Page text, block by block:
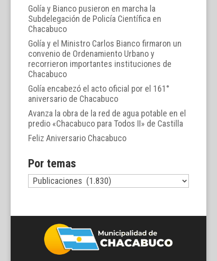
Golía y Bianco pusieron en marcha la
Subdelegación de Policía Científica en
Chacabuco
Golía y el Ministro Carlos Bianco firmaron un
convenio de Ordenamiento Urbano y
recorrieron importantes instituciones de
Chacabuco
Golía encabezó el acto oficial por el 161°
aniversario de Chacabuco
Avanza la obra de la red de agua potable en el
predio «Chacabuco para Todos II» de Castilla
Feliz Aniversario Chacabuco
Por temas
Por
temas